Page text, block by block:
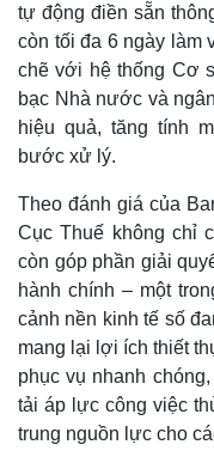
tự động điền sẵn
còn tối đa 6 ngày làm
chẽ với hệ thống Cơ
bạc Nhà nước và
hiệu quả, tăng tính
bước xử lý.
Theo đánh giá của
Cục Thuế không chỉ
còn góp phần giải
hành chính – một
cảnh nền kinh tế số
mang lại lợi ích thiết
phục vụ nhanh
tải áp lực công việc
trung nguồn lực cho